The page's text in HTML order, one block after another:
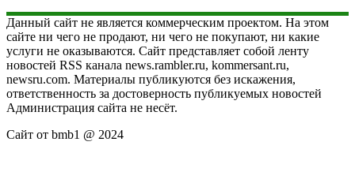
Данный сайт не является коммерческим проектом. На этом
сайте ни чего не продают, ни чего не покупают, ни какие
услуги не оказываются. Сайт представляет собой ленту
новостей RSS канала news.rambler.ru, kommersant.ru,
newsru.com. Материалы публикуются без искажения,
ответственность за достоверность публикуемых новостей
Администрация сайта не несёт.
Сайт от bmb1 @ 2024